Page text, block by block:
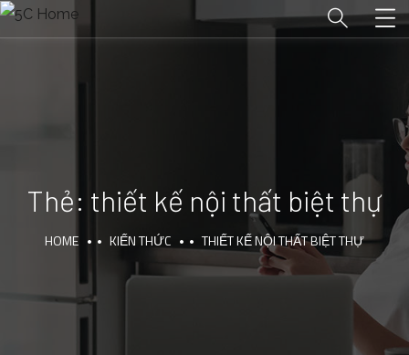
Thẻ: thiết kế nội thất biệt thự
HOME KIẾN THỨC THIẾT KẾ NỘI THẤT BIỆT THỰ